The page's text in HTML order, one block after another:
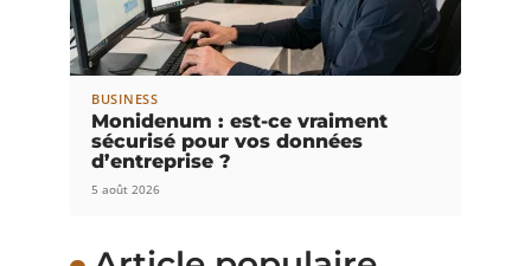
BUSINESS
Monidenum : est-ce vraiment
sécurisé pour vos données
d’entreprise ?
5 août 2026